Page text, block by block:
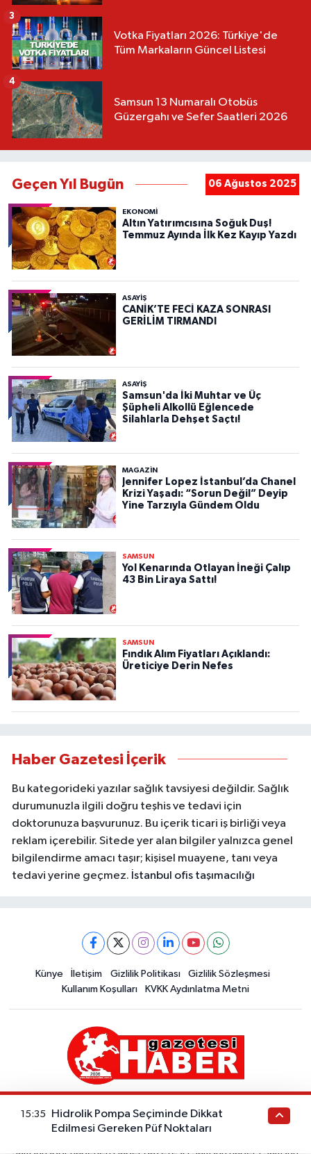
Votka Fiyatları 2026: Türkiye'de
Tüm Markaların Güncel Listesi
3
Samsun 13 Numaralı Otobüs
Güzergahı ve Sefer Saatleri 2026
4
Geçen Yıl Bugün 06 Ağustos 2025
EKONOMİ
Altın Yatırımcısına Soğuk Duş!
Temmuz Ayında İlk Kez Kayıp Yazdı
ASAYIŞ
CANİK’TE FECİ KAZA SONRASI
GERİLİM TIRMANDI
ASAYIŞ
Samsun'da İki Muhtar ve Üç
Şüpheli Alkollü Eğlencede
Silahlarla Dehşet Saçtı!
MAGAZİN
Jennifer Lopez İstanbul’da Chanel
Krizi Yaşadı: “Sorun Değil” Deyip
Yine Tarzıyla Gündem Oldu
SAMSUN
Yol Kenarında Otlayan İneği Çalıp
43 Bin Liraya Sattı!
SAMSUN
Fındık Alım Fiyatları Açıklandı:
Üreticiye Derin Nefes
Haber Gazetesi İçerik
Bu kategorideki yazılar sağlık tavsiyesi değildir. Sağlık
durumunuzla ilgili doğru teşhis ve tedavi için
doktorunuza başvurunuz. Bu içerik ticari iş birliği veya
reklam içerebilir. Sitede yer alan bilgiler yalnızca genel
bilgilendirme amacı taşır; kişisel muayene, tanı veya
tedavi yerine geçmez. İstanbul ofis taşımacılığı
Künye İletişim Gizlilik Politikası
Gizlilik Sözleşmesi
Kullanım Koşulları
KVKK Aydınlatma Metni
Samsun Gezilecek Yerler - Samsun Otelleri- Samsun Restoranları
- Samsun Aktiviteleri -Samsun Tarihi-Samsun Kültürü -Samsun
Samsunspor haberleri Haber gazetesi | Samsun haber | Samsun
15:35
Hidrolik Pompa Seçiminde Dikkat
Edilmesi Gereken Püf Noktaları